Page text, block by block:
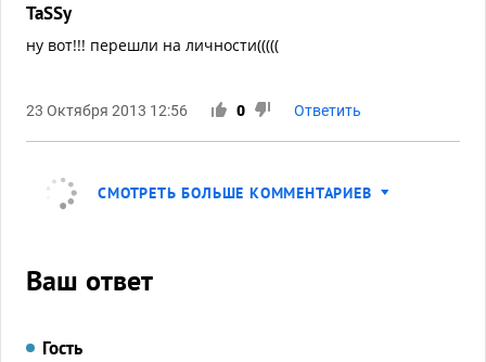
TaSSy
ну вот!!! перешли на личности(((((
23 Октября 2013 12:56 0 Ответить
СМОТРЕТЬ БОЛЬШЕ КОММЕНТАРИЕВ
Ваш ответ
Гость